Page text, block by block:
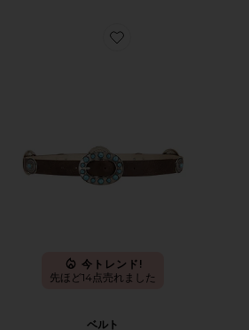
Favorite ベルト
今トレンド!
先ほど14点売れました
ベルト